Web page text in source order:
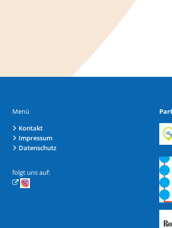
Menü
Kontakt
Impressum
Datenschutz
folgt uns auf: